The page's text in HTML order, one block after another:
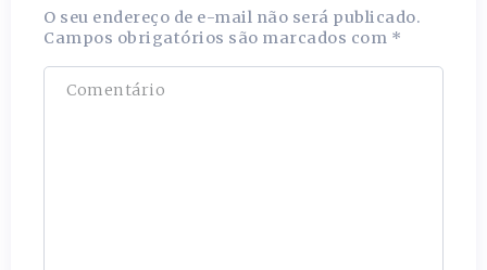
O seu endereço de e-mail não será publicado.
Campos obrigatórios são marcados com *